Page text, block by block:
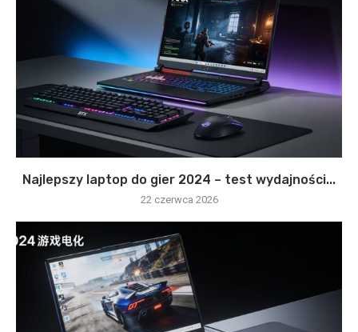
Najlepszy laptop do gier 2024 – test wydajności...
22 czerwca 2026